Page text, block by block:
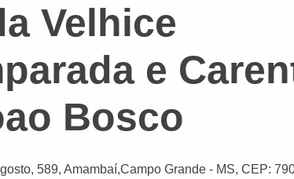
Velhice
e
Bosco
, 589, Amambaí,Campo Grande - MS, CEP: